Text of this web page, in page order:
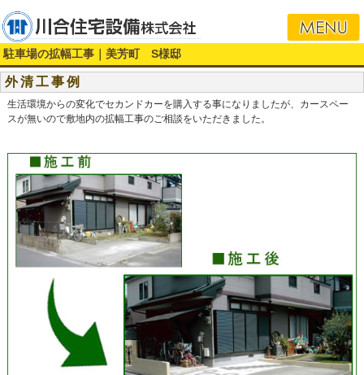
駐車場の拡幅工事｜美芳町 S様邸
外清工事例
生活環境からの変化でセカンドカーを購入する事になりましたが、カースペー
スが無いので敷地内の拡幅工事のご相談をいただきました。